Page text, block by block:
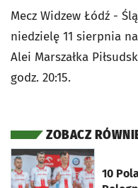
Mecz Widzew Łódź -
niedzielę 11 sierpnia
Alei Marszałka
godz. 20:15.
ZOBACZ
10
otworzy się w nowej